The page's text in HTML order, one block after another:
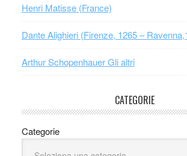
Henri Matisse (France)
Dante Alighieri (Firenze, 1265 –
Arthur Schopenhauer Gli altri
CATEGORIE
Categorie